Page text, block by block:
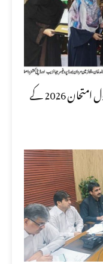
تعلیمی بورڈ مردان نے ایس ایس سی سالانہ اول امتحان 2026 کے